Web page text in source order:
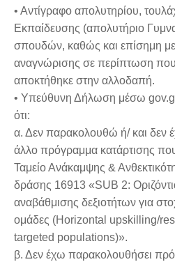
• Αντίγραφο απολυτηρίου,
Εκπαίδευσης (απολυτήριο
σπουδών, καθώς και επίσημη
αναγνώρισης σε περίπτωση
αποκτήθηκε στην αλλοδαπή.
• Υπεύθυνη Δήλωση μέσω
ότι:
α. Δεν παρακολουθώ ή/ και δεν
άλλο πρόγραμμα κατάρτισης
Ταμείο Ανάκαμψης &
δράσης 16913 «SUB 2:
αναβάθμισης δεξιοτήτων για
ομάδες (Horizontal upskilling/
targeted populations)».
β. Δεν έχω παρακολουθήσει